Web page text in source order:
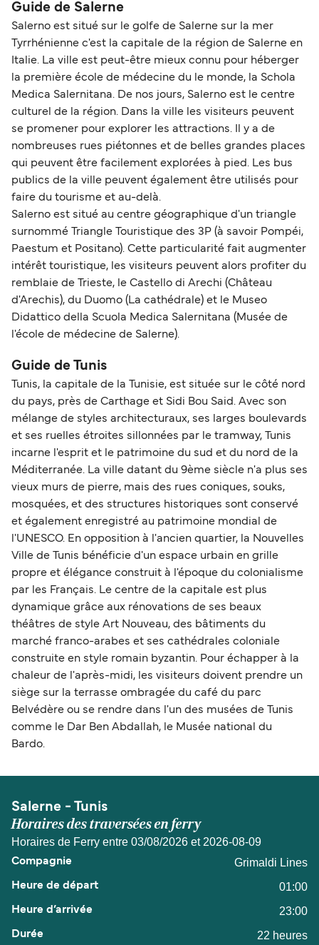
Guide de Salerne
Salerno est situé sur le golfe de Salerne sur la mer
Tyrrhénienne c'est la capitale de la région de Salerne en
Italie. La ville est peut-être mieux connu pour héberger
la première école de médecine du le monde, la Schola
Medica Salernitana. De nos jours, Salerno est le centre
culturel de la région. Dans la ville les visiteurs peuvent
se promener pour explorer les attractions. Il y a de
nombreuses rues piétonnes et de belles grandes places
qui peuvent être facilement explorées à pied. Les bus
publics de la ville peuvent également être utilisés pour
faire du tourisme et au-delà.
Salerno est situé au centre géographique d'un triangle
surnommé Triangle Touristique des 3P (à savoir Pompéi,
Paestum et Positano). Cette particularité fait augmenter
intérêt touristique, les visiteurs peuvent alors profiter du
remblaie de Trieste, le Castello di Arechi (Château
d'Arechis), du Duomo (La cathédrale) et le Museo
Didattico della Scuola Medica Salernitana (Musée de
l'école de médecine de Salerne).
Guide de Tunis
Tunis, la capitale de la Tunisie, est située sur le côté nord
du pays, près de Carthage et Sidi Bou Said. Avec son
mélange de styles architecturaux, ses larges boulevards
et ses ruelles étroites sillonnées par le tramway, Tunis
incarne l'esprit et le patrimoine du sud et du nord de la
Méditerranée. La ville datant du 9ème siècle n'a plus ses
vieux murs de pierre, mais des rues coniques, souks,
mosquées, et des structures historiques sont conservé
et également enregistré au patrimoine mondial de
l'UNESCO. En opposition à l'ancien quartier, la Nouvelles
Ville de Tunis bénéficie d'un espace urbain en grille
propre et élégance construit à l'époque du colonialisme
par les Français. Le centre de la capitale est plus
dynamique grâce aux rénovations de ses beaux
théâtres de style Art Nouveau, des bâtiments du
marché franco-arabes et ses cathédrales coloniale
construite en style romain byzantin. Pour échapper à la
chaleur de l'après-midi, les visiteurs doivent prendre un
siège sur la terrasse ombragée du café du parc
Belvédère ou se rendre dans l'un des musées de Tunis
comme le Dar Ben Abdallah, le Musée national du
Bardo.
Salerne - Tunis
Horaires des traversées en ferry
Horaires de Ferry entre 03/08/2026 et 2026-08-09
Grimaldi Lines
01:00
23:00
22 heures